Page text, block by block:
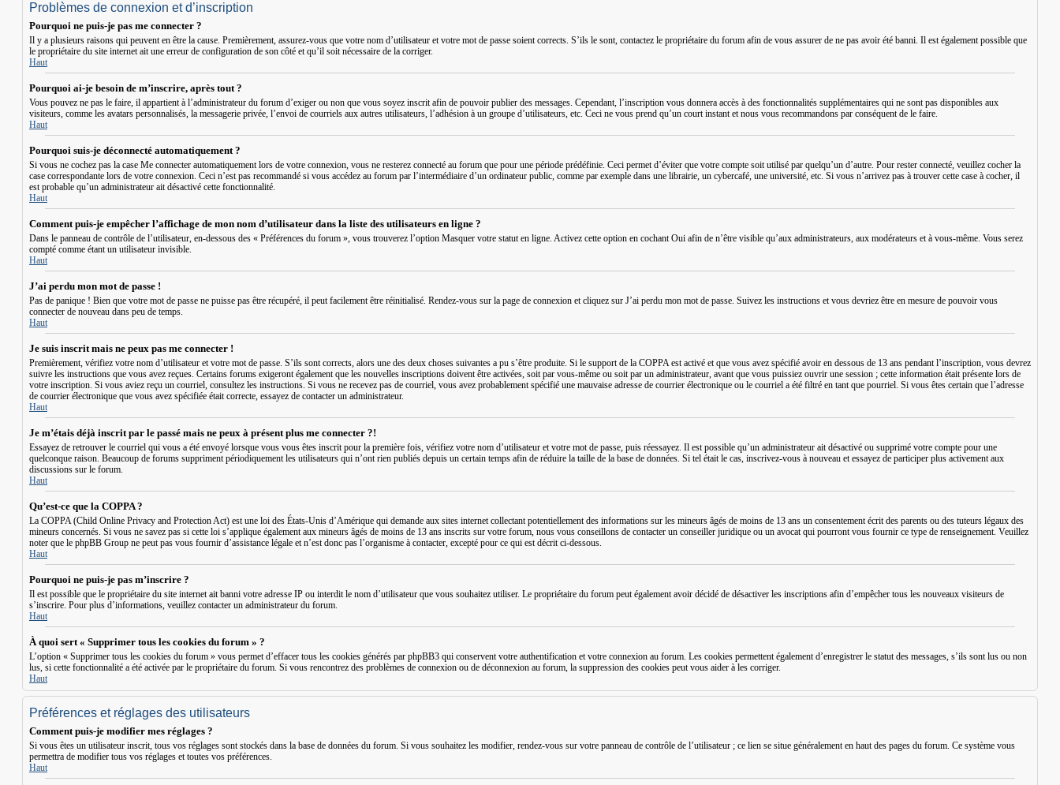
Problèmes de connexion et d’inscription
Pourquoi ne puis-je pas me connecter ?
Il y a plusieurs raisons qui peuvent en être la cause. Premièrement, assurez-vous que votre nom d’utilisateur et votre mot de passe soient corrects. S’ils le sont, contactez le propriétaire du forum afin de vous assurer de ne pas avoir été banni. Il est également possible que
le propriétaire du site internet ait une erreur de configuration de son côté et qu’il soit nécessaire de la corriger.
Haut
Pourquoi ai-je besoin de m’inscrire, après tout ?
Vous pouvez ne pas le faire, il appartient à l’administrateur du forum d’exiger ou non que vous soyez inscrit afin de pouvoir publier des messages. Cependant, l’inscription vous donnera accès à des fonctionnalités supplémentaires qui ne sont pas disponibles aux
visiteurs, comme les avatars personnalisés, la messagerie privée, l’envoi de courriels aux autres utilisateurs, l’adhésion à un groupe d’utilisateurs, etc. Ceci ne vous prend qu’un court instant et nous vous recommandons par conséquent de le faire.
Haut
Pourquoi suis-je déconnecté automatiquement ?
Si vous ne cochez pas la case Me connecter automatiquementlors de votre connexion, vous ne resterez connecté au forum que pour une période prédéfinie. Ceci permet d’éviter que votre compte soit utilisé par quelqu’un d’autre. Pour rester connecté, veuillez cocher la
case correspondante lors de votre connexion. Ceci n’est pas recommandé si vous accédez au forum par l’intermédiaire d’un ordinateur public, comme par exemple dans une librairie, un cybercafé, une université, etc. Si vous n’arrivez pas à trouver cette case à cocher, il
est probable qu’un administrateur ait désactivé cette fonctionnalité.
Haut
Comment puis-je empêcher l’affichage de mon nom d’utilisateur dans la liste des utilisateurs en ligne ?
Dans le panneau de contrôle de l’utilisateur, en-dessous des « Préférences du forum », vous trouverez l’option Masquer votre statut en ligne. Activez cette option en cochantOui afin de n’être visible qu’aux administrateurs, aux modérateurs et à vous-même. Vous serez
compté comme étant un utilisateur invisible.
Haut
J’ai perdu mon mot de passe !
Pas de panique ! Bien que votre mot de passe ne puisse pas être récupéré, il peut facilement être réinitialisé. Rendez-vous sur la page de connexion et cliquez sur J’ai perdu mon mot de passe. Suivez les instructions et vous devriez être en mesure de pouvoir vous
connecter de nouveau dans peu de temps.
Haut
Je suis inscrit mais ne peux pas me connecter !
Premièrement, vérifiez votre nom d’utilisateur et votre mot de passe. S’ils sont corrects, alors une des deux choses suivantes a pu s’être produite. Si le support de la COPPA est activé et que vous avez spécifié avoir en dessous de 13 ans pendant l’inscription, vous devrez
suivre les instructions que vous avez reçues. Certains forums exigeront également que les nouvelles inscriptions doivent être activées, soit par vous-même ou soit par un administrateur, avant que vous puissiez ouvrir une session ; cette information était présente lors de
votre inscription. Si vous aviez reçu un courriel, consultez les instructions. Si vous ne recevez pas de courriel, vous avez probablement spécifié une mauvaise adresse de courrier électronique ou le courriel a été filtré en tant que pourriel. Si vous êtes certain que l’adresse
de courrier électronique que vous avez spécifiée était correcte, essayez de contacter un administrateur.
Haut
Je m’étais déjà inscrit par le passé mais ne peux à présent plus me connecter ?!
Essayez de retrouver le courriel qui vous a été envoyé lorsque vous vous êtes inscrit pour la première fois, vérifiez votre nom d’utilisateur et votre mot de passe, puis réessayez. Il est possible qu’un administrateur ait désactivé ou supprimé votre compte pour une
quelconque raison. Beaucoup de forums suppriment périodiquement les utilisateurs qui n’ont rien publiés depuis un certain temps afin de réduire la taille de la base de données. Si tel était le cas, inscrivez-vous à nouveau et essayez de participer plus activement aux
discussions sur le forum.
Haut
Qu’est-ce que la COPPA ?
La COPPA (Child Online Privacy and Protection Act) est une loi des États-Unis d’Amérique qui demande aux sites internet collectant potentiellement des informations sur les mineurs âgés de moins de 13 ans un consentement écrit des parents ou des tuteurs légaux des
mineurs concernés. Si vous ne savez pas si cette loi s’applique également aux mineurs âgés de moins de 13 ans inscrits sur votre forum, nous vous conseillons de contacter un conseiller juridique ou un avocat qui pourront vous fournir ce type de renseignement. Veuillez
noter que le phpBB Group ne peut pas vous fournir d’assistance légale et n’est donc pas l’organisme à contacter, excepté pour ce qui est décrit ci-dessous.
Haut
Pourquoi ne puis-je pas m’inscrire ?
Il est possible que le propriétaire du site internet ait banni votre adresse IP ou interdit le nom d’utilisateur que vous souhaitez utiliser. Le propriétaire du forum peut également avoir décidé de désactiver les inscriptions afin d’empêcher tous les nouveaux visiteurs de
s’inscrire. Pour plus d’informations, veuillez contacter un administrateur du forum.
Haut
À quoi sert « Supprimer tous les cookies du forum » ?
L’option « Supprimer tous les cookies du forum » vous permet d’effacer tous les cookies générés par phpBB3 qui conservent votre authentification et votre connexion au forum. Les cookies permettent également d’enregistrer le statut des messages, s’ils sont lus ou non
lus, si cette fonctionnalité a été activée par le propriétaire du forum. Si vous rencontrez des problèmes de connexion ou de déconnexion au forum, la suppression des cookies peut vous aider à les corriger.
Haut
Préférences et réglages des utilisateurs
Comment puis-je modifier mes réglages ?
Si vous êtes un utilisateur inscrit, tous vos réglages sont stockés dans la base de données du forum. Si vous souhaitez les modifier, rendez-vous sur votre panneau de contrôle de l’utilisateur ; ce lien se situe généralement en haut des pages du forum. Ce système vous
permettra de modifier tous vos réglages et toutes vos préférences.
Haut